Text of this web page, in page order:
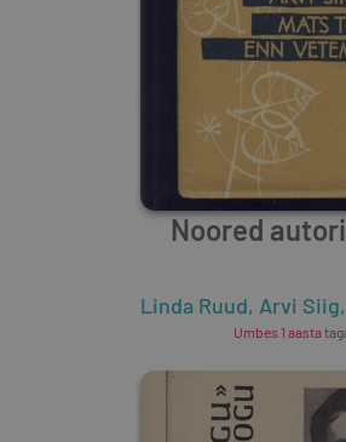
Noored
Linda Ruud, Arvi Siig,
Umbes 1 aasta